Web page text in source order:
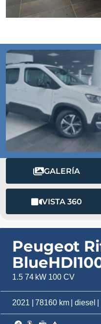
GALERÍA
VISTA 360
Peugeot
1.5 74 kW 100 CV
2021 | 78160 km | diesel